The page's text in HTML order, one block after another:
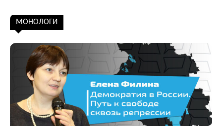
Подписаться
МОНОЛОГИ